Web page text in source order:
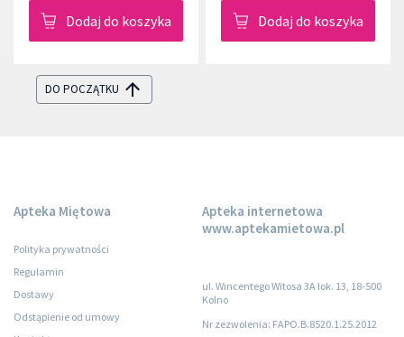
Dodaj do koszyka Dodaj do koszyka
DO POCZĄTKU
Apteka Miętowa
Polityka prywatności
Regulamin
Dostawy
Odstąpienie od umowy
Apteka internetowa
www.aptekamietowa.pl
ul. Wincentego Witosa 3A lok. 13, 18-500
Kolno
Nr zezwolenia: FAPO.B.8520.1.25.2012